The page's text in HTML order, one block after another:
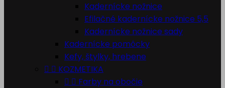
Kadernícke nožnice
Efilačné kadernícke nožnice 5,5
Kadernícke nožnice sady
Kadernícke pomôcky
Kefy, štylky, hrebene
  KOZMETIKA
  Farby na obočie